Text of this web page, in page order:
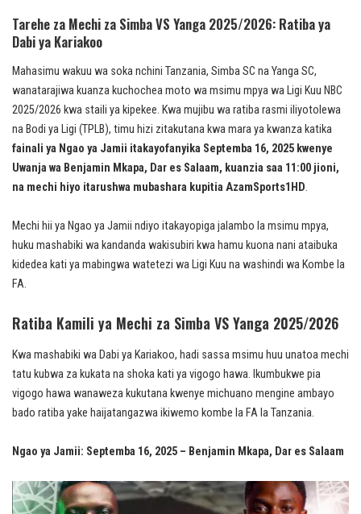
Tarehe za Mechi za Simba VS Yanga 2025/2026: Ratiba ya
Dabi ya Kariakoo
Mahasimu wakuu wa soka nchini Tanzania, Simba SC na Yanga SC,
wanatarajiwa kuanza kuchochea moto wa msimu mpya wa Ligi Kuu NBC
2025/2026 kwa staili ya kipekee. Kwa mujibu wa ratiba rasmi iliyotolewa
na Bodi ya Ligi (TPLB), timu hizi zitakutana kwa mara ya kwanza katika
fainali ya Ngao ya Jamii itakayofanyika Septemba 16, 2025 kwenye
Uwanja wa Benjamin Mkapa, Dar es Salaam, kuanzia saa 11:00 jioni,
na mechi hiyo itarushwa mubashara kupitia AzamSports1HD.
Mechi hii ya Ngao ya Jamii ndiyo itakayopiga jalambo la msimu mpya,
huku mashabiki wa kandanda wakisubiri kwa hamu kuona nani ataibuka
kidedea kati ya mabingwa watetezi wa Ligi Kuu na washindi wa Kombe la
FA.
Ratiba Kamili ya Mechi za Simba VS Yanga 2025/2026
Kwa mashabiki wa Dabi ya Kariakoo, hadi sassa msimu huu unatoa mechi
tatu kubwa za kukata na shoka kati ya vigogo hawa. Ikumbukwe pia
vigogo hawa wanaweza kukutana kwenye michuano mengine ambayo
bado ratiba yake haijatangazwa ikiwemo kombe la FA la Tanzania.
Ngao ya Jamii: Septemba 16, 2025 – Benjamin Mkapa, Dar es Salaam